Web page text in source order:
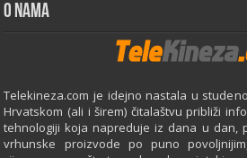
O Nama
Telekineza.com je idejno nastala u
Hrvatskom (ali i širem) čitalaštvu približi
tehnologiji koja napreduje iz dana u dan,
vrhunske proizvode po puno